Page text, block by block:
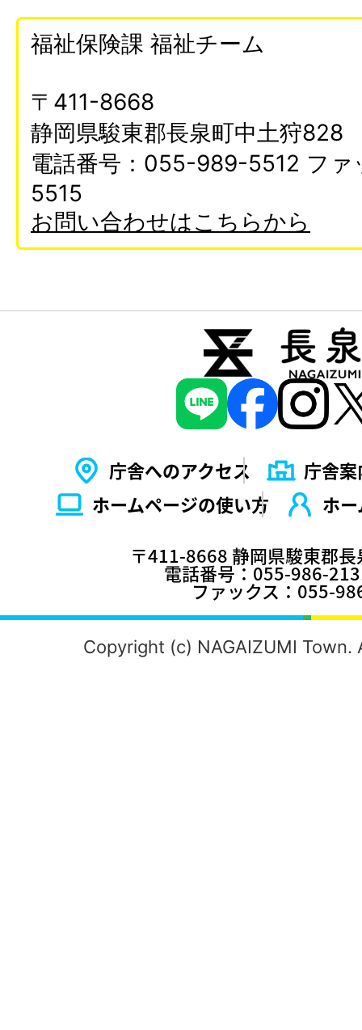
福祉保険課 福祉チーム
〒411-8668
静岡県駿東郡長泉町中土狩828
電話番号：055-989-5512 フ
5515
お問い合わせはこちらから
庁舎へのアクセス
庁舎案
ホームページの使い⽅
ホ
〒411-8668 静岡県駿東郡
電話番号：055-986-
ファックス：055-
Copyright (c) NAGAIZUMI Town.